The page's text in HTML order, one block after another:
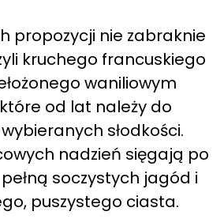
propozycji nie zabraknie
kruchego francuskiego
waniliowym
od lat należy do
słodkości.
nadzień sięgają po
soczystych jagód i
puszystego ciasta.